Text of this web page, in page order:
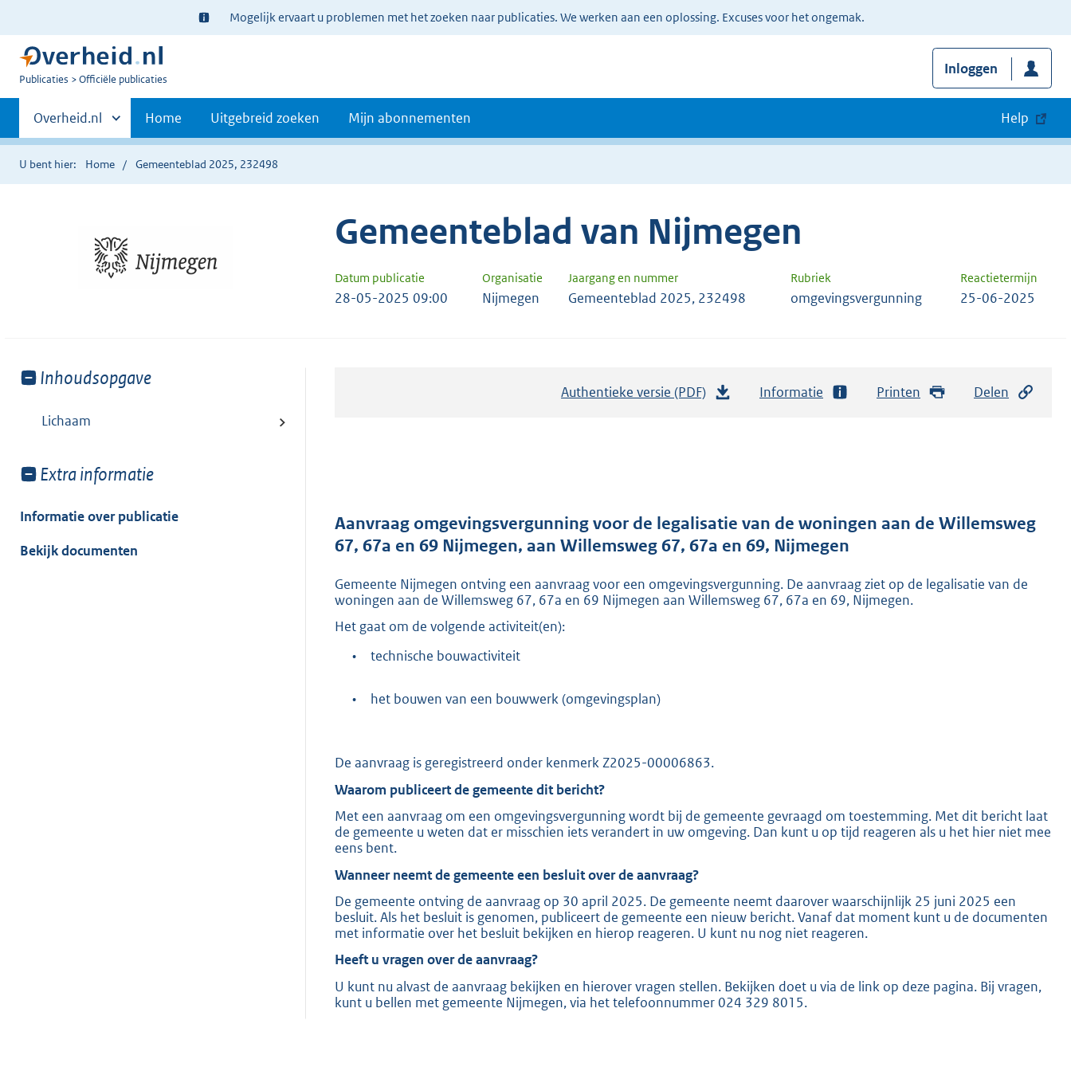
Ter
informatie:
Mogelijk ervaart u problemen met het zoeken naar publicaties. We werken aan een oplossing. Excuses voor het ongemak.
U
Publicaties Officiële publicaties
Inloggen
Primaire
navigatie
Andere
sites
binnen
Overheid.nl Home Uitgebreid zoeken Mijn abonnementen Help
U bent hier: Home Gemeenteblad 2025, 232498
Gemeenteblad van Nijmegen
Datum publicatie Organisatie Jaargang en nummer Rubriek Reactietermijn
28-05-2025 09:00 Nijmegen Gemeenteblad 2025, 232498 omgevingsvergunning 25-06-2025
Toon
van:
Inhoudsopgave
Lichaam
Toon
van:
Extra informatie
Informatie over publicatie
Bekijk documenten
Authentieke versie (PDF)
d
s
r
o
0
b
Informatie Printen Delen
Aanvraag omgevingsvergunning voor de legalisatie van de woningen aan de Willemsweg
67, 67a en 69 Nijmegen, aan Willemsweg 67, 67a en 69, Nijmegen
Gemeente Nijmegen ontving een aanvraag voor een omgevingsvergunning. De aanvraag ziet op de legalisatie van de
woningen aan de Willemsweg 67, 67a en 69 Nijmegen aan Willemsweg 67, 67a en 69, Nijmegen.
Het gaat om de volgende activiteit(en):
•
technische bouwactiviteit
• het bouwen van een bouwwerk (omgevingsplan)
De aanvraag is geregistreerd onder kenmerk Z2025-00006863.
Waarom publiceert de gemeente dit bericht?
Met een aanvraag om een omgevingsvergunning wordt bij de gemeente gevraagd om toestemming. Met dit bericht laat
de gemeente u weten dat er misschien iets verandert in uw omgeving. Dan kunt u op tijd reageren als u het hier niet mee
eens bent.
Wanneer neemt de gemeente een besluit over de aanvraag?
De gemeente ontving de aanvraag op 30 april 2025. De gemeente neemt daarover waarschijnlijk 25 juni 2025 een
besluit. Als het besluit is genomen, publiceert de gemeente een nieuw bericht. Vanaf dat moment kunt u de documenten
met informatie over het besluit bekijken en hierop reageren. U kunt nu nog niet reageren.
Heeft u vragen over de aanvraag?
U kunt nu alvast de aanvraag bekijken en hierover vragen stellen. Bekijken doet u via de link op deze pagina. Bij vragen,
kunt u bellen met gemeente Nijmegen, via het telefoonnummer 024 329 8015.